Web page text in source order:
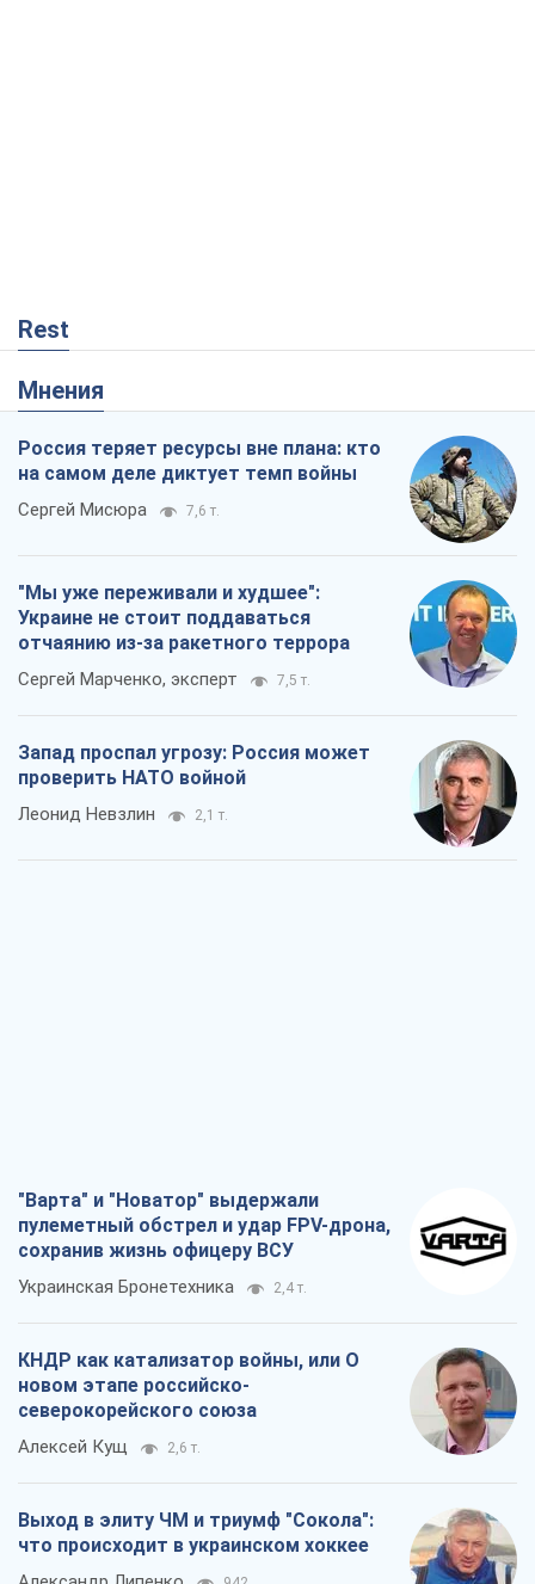
Rest
Мнения
Россия теряет ресурсы вне плана: кто
на самом деле диктует темп войны
Сергей Мисюра 7,6 т.
"Мы уже переживали и худшее":
Украине не стоит поддаваться
отчаянию из-за ракетного террора
Сергей Марченко, эксперт 7,5 т.
Запад проспал угрозу: Россия может
проверить НАТО войной
Леонид Невзлин 2,1 т.
"Варта" и "Новатор" выдержали
пулеметный обстрел и удар FPV-дрона,
сохранив жизнь офицеру ВСУ
Украинская Бронетехника 2,4 т.
КНДР как катализатор войны, или О
новом этапе российско-
северокорейского союза
Алексей Кущ 2,6 т.
Выход в элиту ЧМ и триумф "Сокола":
что происходит в украинском хоккее